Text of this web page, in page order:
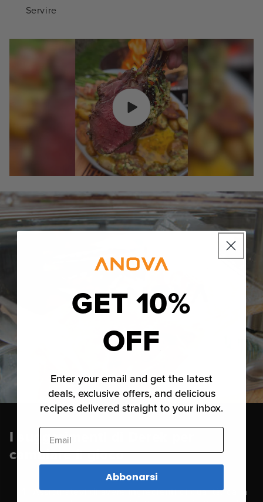
Servire
I suggerimenti di Derek per
cambiare il gioco
Assicuratevi di avere ingredienti di qualità, dalla
GET 10%
OFF
Enter your email and get the latest
deals, exclusive offers, and delicious
recipes delivered straight to your inbox.
Email
Abbonarsi